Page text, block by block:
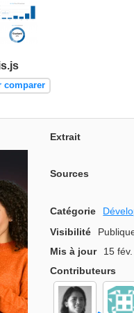
comparer
Extrait
Sources
Catégorie
Visibilité
Mis à jour
15
Contributeurs